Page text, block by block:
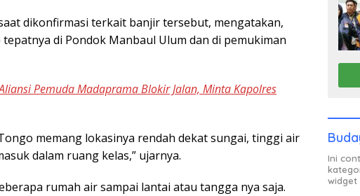
dikonfirmasi terkait banjir tersebut, mengatakan,
di Pondok Manbaul Ulum dan di pemukiman
Pemuda Madaprama Blokir Jalan, Minta Kapolres
memang lokasinya rendah dekat sungai, tinggi air
dalam ruang kelas,” ujarnya.
rumah air sampai lantai atau tangga nya saja.
Ini
widget